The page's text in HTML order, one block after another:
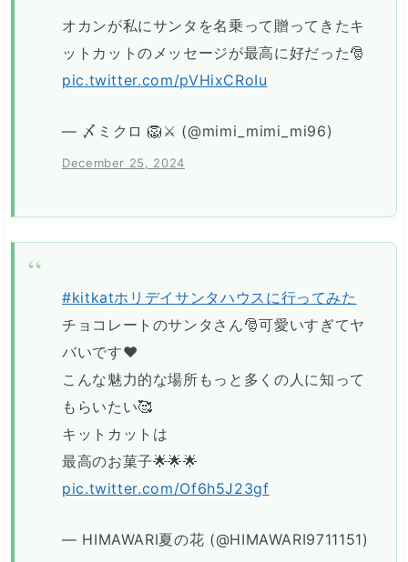
オカンが私にサンタを名乗って贈ってきたキ
ットカットのメッセージが最高に好だった🎅
pic.twitter.com/pVHixCRoIu
— 〆ミクロ 🦁⚔️ (@mimi_mimi_mi96)
December 25, 2024
#kitkatホリデイサンタハウスに行ってみた
チョコレートのサンタさん🎅可愛いすぎてヤ
バいです❤
こんな魅力的な場所もっと多くの人に知って
もらいたい🥰
キットカットは
最高のお菓子🌟🌟🌟
pic.twitter.com/Of6h5J23gf
— HIMAWARI夏の花 (@HIMAWARI9711151)